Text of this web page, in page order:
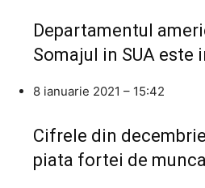
Departamentul
Somajul in SUA este
8 ianuarie 2021 – 15:42
Cifrele din
piata fortei de